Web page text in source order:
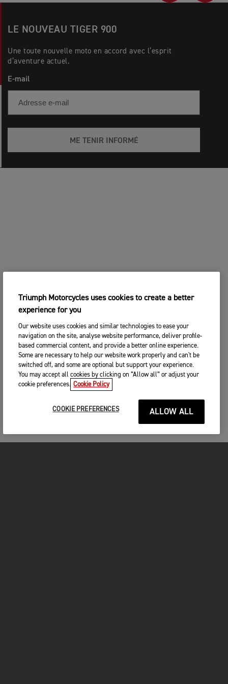
LE NOUVEAU TIGER 900
Une toute nouvelle moto en accord avec l’esprit
d’aventure actuel.
E-mail
ME TENIR INFORMÉ
Triumph Motorcycles uses cookies to create a better
experience for you
Our website uses cookies and similar technologies to ease your
navigation on the site, analyse website performance, deliver profile-
based commercial content, and provide a better online experience.
Some are necessary to help our website work properly and can't be
switched off, and some are optional but support your experience.
You may accept all cookies by clicking on “Allow all” or adjust your
cookie preferences. Cookie Policy
COOKIE PREFERENCES ALLOW ALL